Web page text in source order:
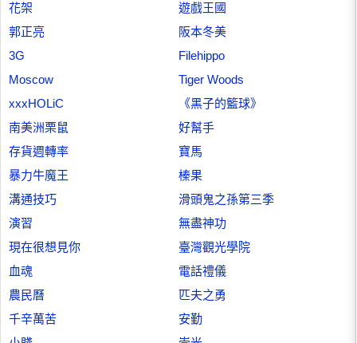
花架
遊戲王國
郭正亮
阪本冬美
3G
Filehippo
Moscow
Tiger Woods
xxxHOLiC
《黑子的籃球》
南美洲栗鼠
好幫手
存貨週轉率
寶馬
暴力牛魔王
榛果
溝通技巧
滑頭鬼之孫第三季
演習
無盡神功
現在很想見你
臺灣觀光學院
血魂
電話禮儀
農民曆
匹夫之勇
千辛萬苦
安勤